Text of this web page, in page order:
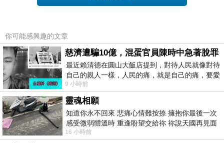
識中激發出來的力量。
你可能感興趣的文章
慈濟遭騙10億，混蛋官員陳時中急著脫罪
最近賴清德在圓山大飯店提到，對待人民就像對待
自己的親人一樣，人民的痛，就是自己的痛，要愛
民如親，說的這麼好聽，實際上根本沒做
9 小時前
靈魂相願
知道你永不回來 悲痛心情難按捺 擁抱你最後一次
感受微弱體溫時 重逢盼望交給祢 祢說天國再見面
此刻忍淚說別離 他日靈魂再
16 小時前